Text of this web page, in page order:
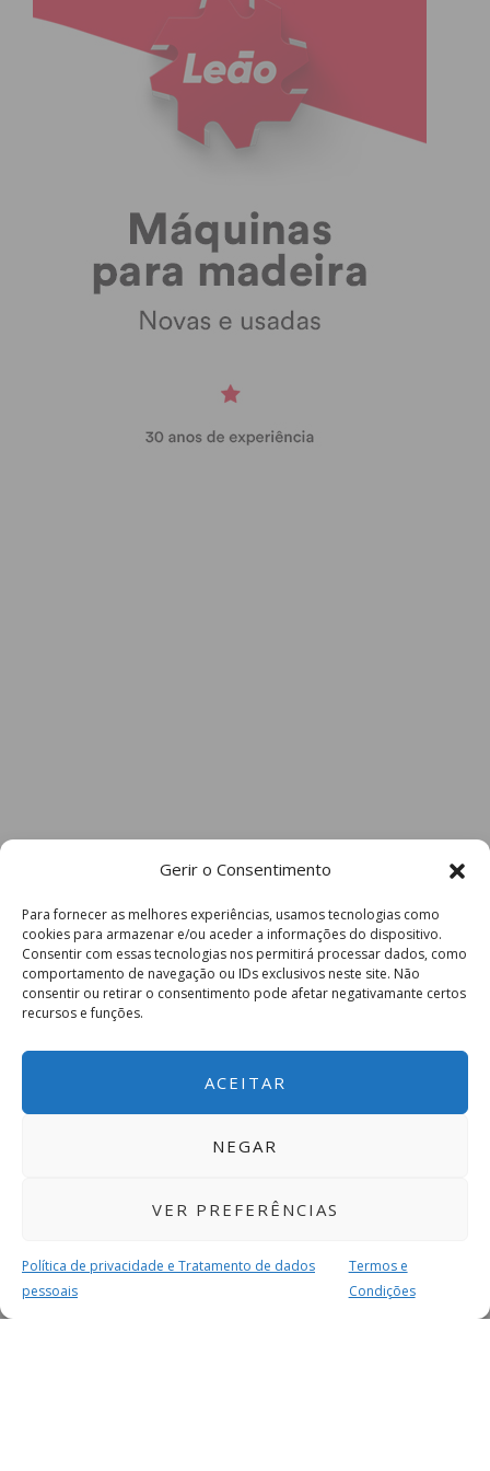
Gerir o Consentimento
Para fornecer as melhores experiências, usamos tecnologias como
cookies para armazenar e/ou aceder a informações do dispositivo.
Consentir com essas tecnologias nos permitirá processar dados, como
comportamento de navegação ou IDs exclusivos neste site. Não
consentir ou retirar o consentimento pode afetar negativamante certos
recursos e funções.
ACEITAR
NEGAR
VER PREFERÊNCIAS
Política de privacidade e Tratamento de dados
pessoais
Termos e
Condições
Imediato
Assine nossa newsletter por e-mail e
obtenha de forma regular a informação
atualizada.
Eu li e concordo com ostermos e